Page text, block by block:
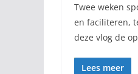
Twee weken
en faciliteren,
deze vlog de
Lees meer